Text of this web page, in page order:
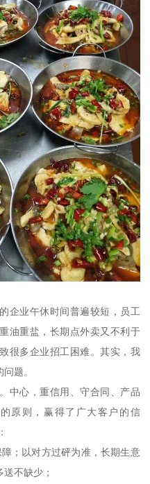
企业午休时间普遍较短，员工
油重盐，长期点外卖又不利于
很多企业招工困难。其实，我
题。
中心，重信用、守合同、产品
原则，赢得了广大客户的信
；以对方过砰为准，长期生意
不缺少；